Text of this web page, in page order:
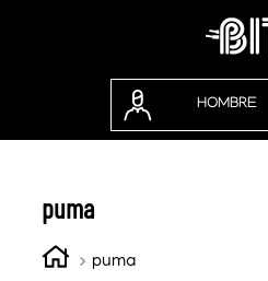
HOMBRE
puma
puma